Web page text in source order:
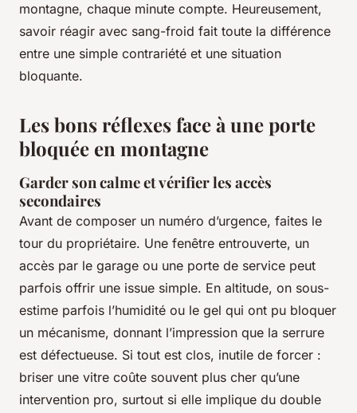
montagne, chaque minute compte. Heureusement,
savoir réagir avec sang-froid fait toute la différence
entre une simple contrariété et une situation
bloquante.
Les bons réflexes face à une porte
bloquée en montagne
Garder son calme et vérifier les accès
secondaires
Avant de composer un numéro d’urgence, faites le
tour du propriétaire. Une fenêtre entrouverte, un
accès par le garage ou une porte de service peut
parfois offrir une issue simple. En altitude, on sous-
estime parfois l’humidité ou le gel qui ont pu bloquer
un mécanisme, donnant l’impression que la serrure
est défectueuse. Si tout est clos, inutile de forcer :
briser une vitre coûte souvent plus cher qu’une
intervention pro, surtout si elle implique du double